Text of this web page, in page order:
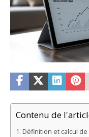
Contenu de
Définition et calcul